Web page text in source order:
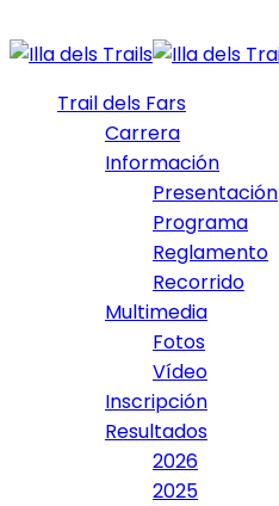
Trail dels Fars
Carrera
Información
Presentación
Programa
Reglamento
Recorrido
Multimedia
Fotos
Vídeo
Inscripción
Resultados
2026
2025